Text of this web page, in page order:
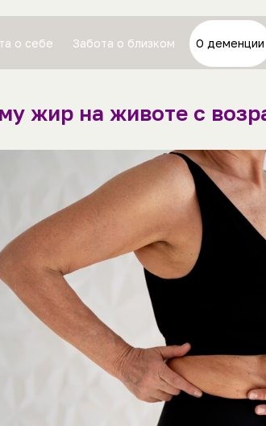
Забота о близком
о себе О деменции
жир на животе с